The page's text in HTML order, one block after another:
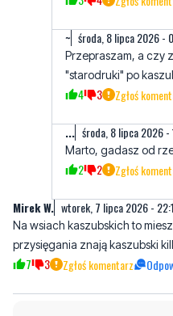
4 3 Zgłoś
... środa, 8 lipca 2026 -
Marto, gadasz od
wtorek, 7 lipca 2026 -
Na wsiach kaszubskich to
7 3 Zgłoś komentarz
Napisz swój